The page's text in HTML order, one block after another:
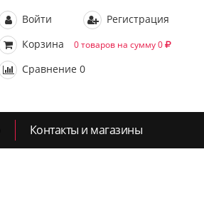
Войти
Регистрация
Корзина
0 товаров на сумму 0
Сравнение 0
Контакты и магазины